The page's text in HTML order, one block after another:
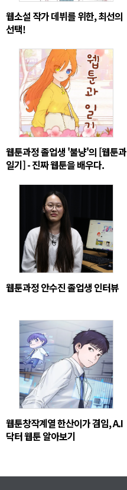
웹소설 작가 데뷔를 위한, 최선의
선택!
웹툰과정 졸업생 '불냥'의 [웹툰과
일기] - 진짜 웹툰을 배우다.
웹툰과정 안수진 졸업생 인터뷰
웹툰창작계열 한산이가 겸임, A.I
닥터 웹툰 알아보기